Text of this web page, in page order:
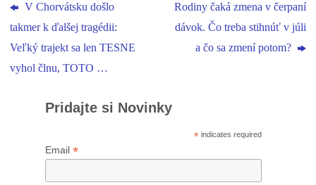
V Chorvátsku došlo
takmer k ďalšej tragédii:
Veľký trajekt sa len TESNE
vyhol člnu, TOTO …
Rodiny čaká zmena v čerpaní
dávok. Čo treba stihnúť v júli
a čo sa zmení potom?
Pridajte si Novinky
* indicates required
Email *